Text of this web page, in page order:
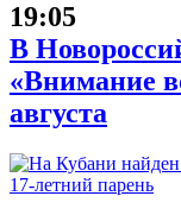
19:05
В
«Внимание
августа